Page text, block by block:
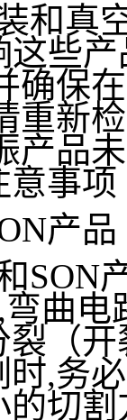
和真
这些
确保
重新
产品
意事项
产品
SON
曲
裂 （
,务
切割